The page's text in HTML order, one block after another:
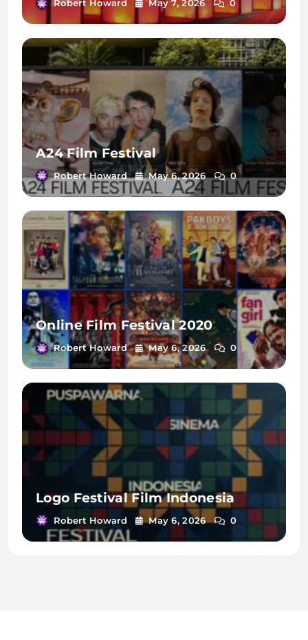
Robert Howard May 7, 2026 0
A24 Film Festival
Robert Howard May 6, 2026 0
Online Film Festival 2020
Robert Howard May 6, 2026 0
Logo Festival Film Indonesia
Robert Howard May 6, 2026 0